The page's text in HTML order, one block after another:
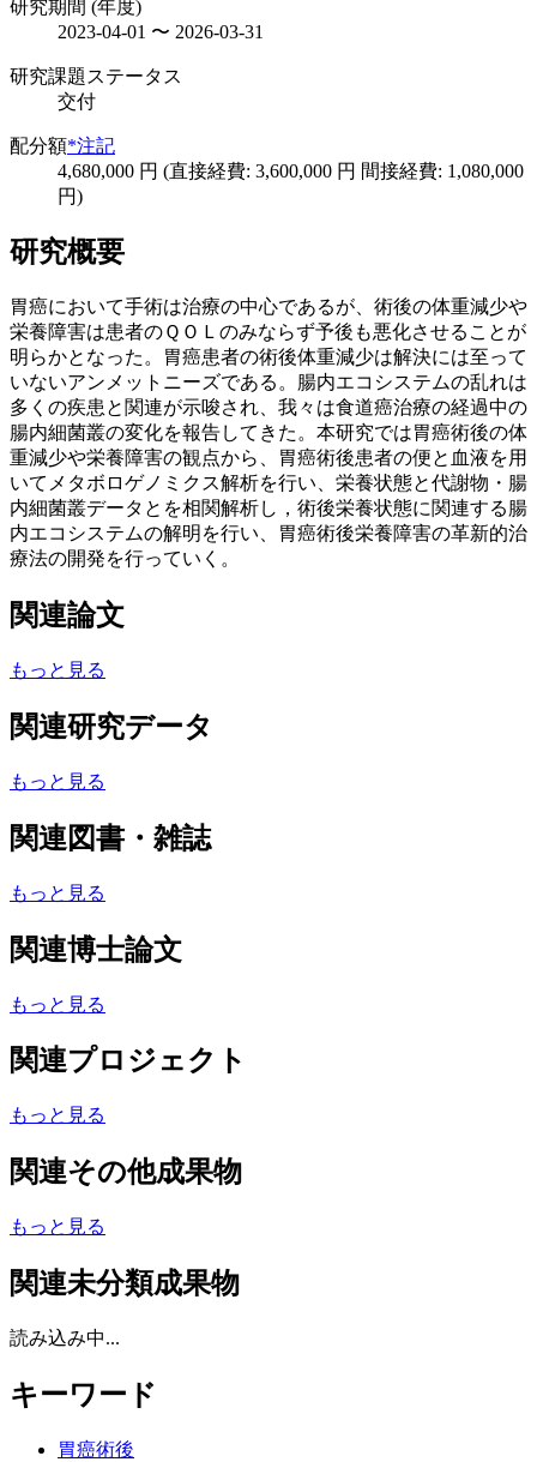
研究期間 (年度)
2023-04-01 〜 2026-03-31
研究課題ステータス
交付
配分額*注記
4,680,000 円 (直接経費: 3,600,000 円 間接経費: 1,080,000
円)
研究概要
胃癌において手術は治療の中心であるが、術後の体重減少や
栄養障害は患者のＱＯＬのみならず予後も悪化させることが
明らかとなった。胃癌患者の術後体重減少は解決には至って
いないアンメットニーズである。腸内エコシステムの乱れは
多くの疾患と関連が示唆され、我々は食道癌治療の経過中の
腸内細菌叢の変化を報告してきた。本研究では胃癌術後の体
重減少や栄養障害の観点から、胃癌術後患者の便と血液を用
いてメタボロゲノミクス解析を行い、栄養状態と代謝物・腸
内細菌叢データとを相関解析し，術後栄養状態に関連する腸
内エコシステムの解明を行い、胃癌術後栄養障害の革新的治
療法の開発を行っていく。
関連論文
もっと見る
関連研究データ
もっと見る
関連図書・雑誌
もっと見る
関連博士論文
もっと見る
関連プロジェクト
もっと見る
関連その他成果物
もっと見る
関連未分類成果物
読み込み中...
キーワード
胃癌術後